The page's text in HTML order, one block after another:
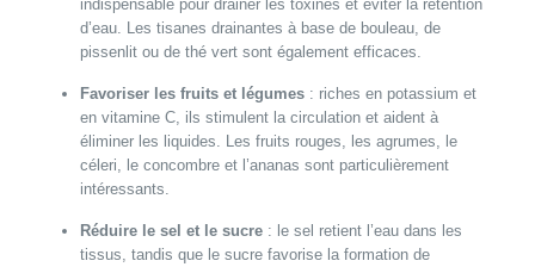
indispensable pour drainer les toxines et éviter la rétention
d’eau. Les tisanes drainantes à base de bouleau, de
pissenlit ou de thé vert sont également efficaces.
Favoriser les fruits et légumes: riches en potassium et
en vitamine C, ils stimulent la circulation et aident à
éliminer les liquides. Les fruits rouges, les agrumes, le
céleri, le concombre et l’ananas sont particulièrement
intéressants.
Réduire le sel et le sucre: le sel retient l’eau dans les
tissus, tandis que le sucre favorise la formation de